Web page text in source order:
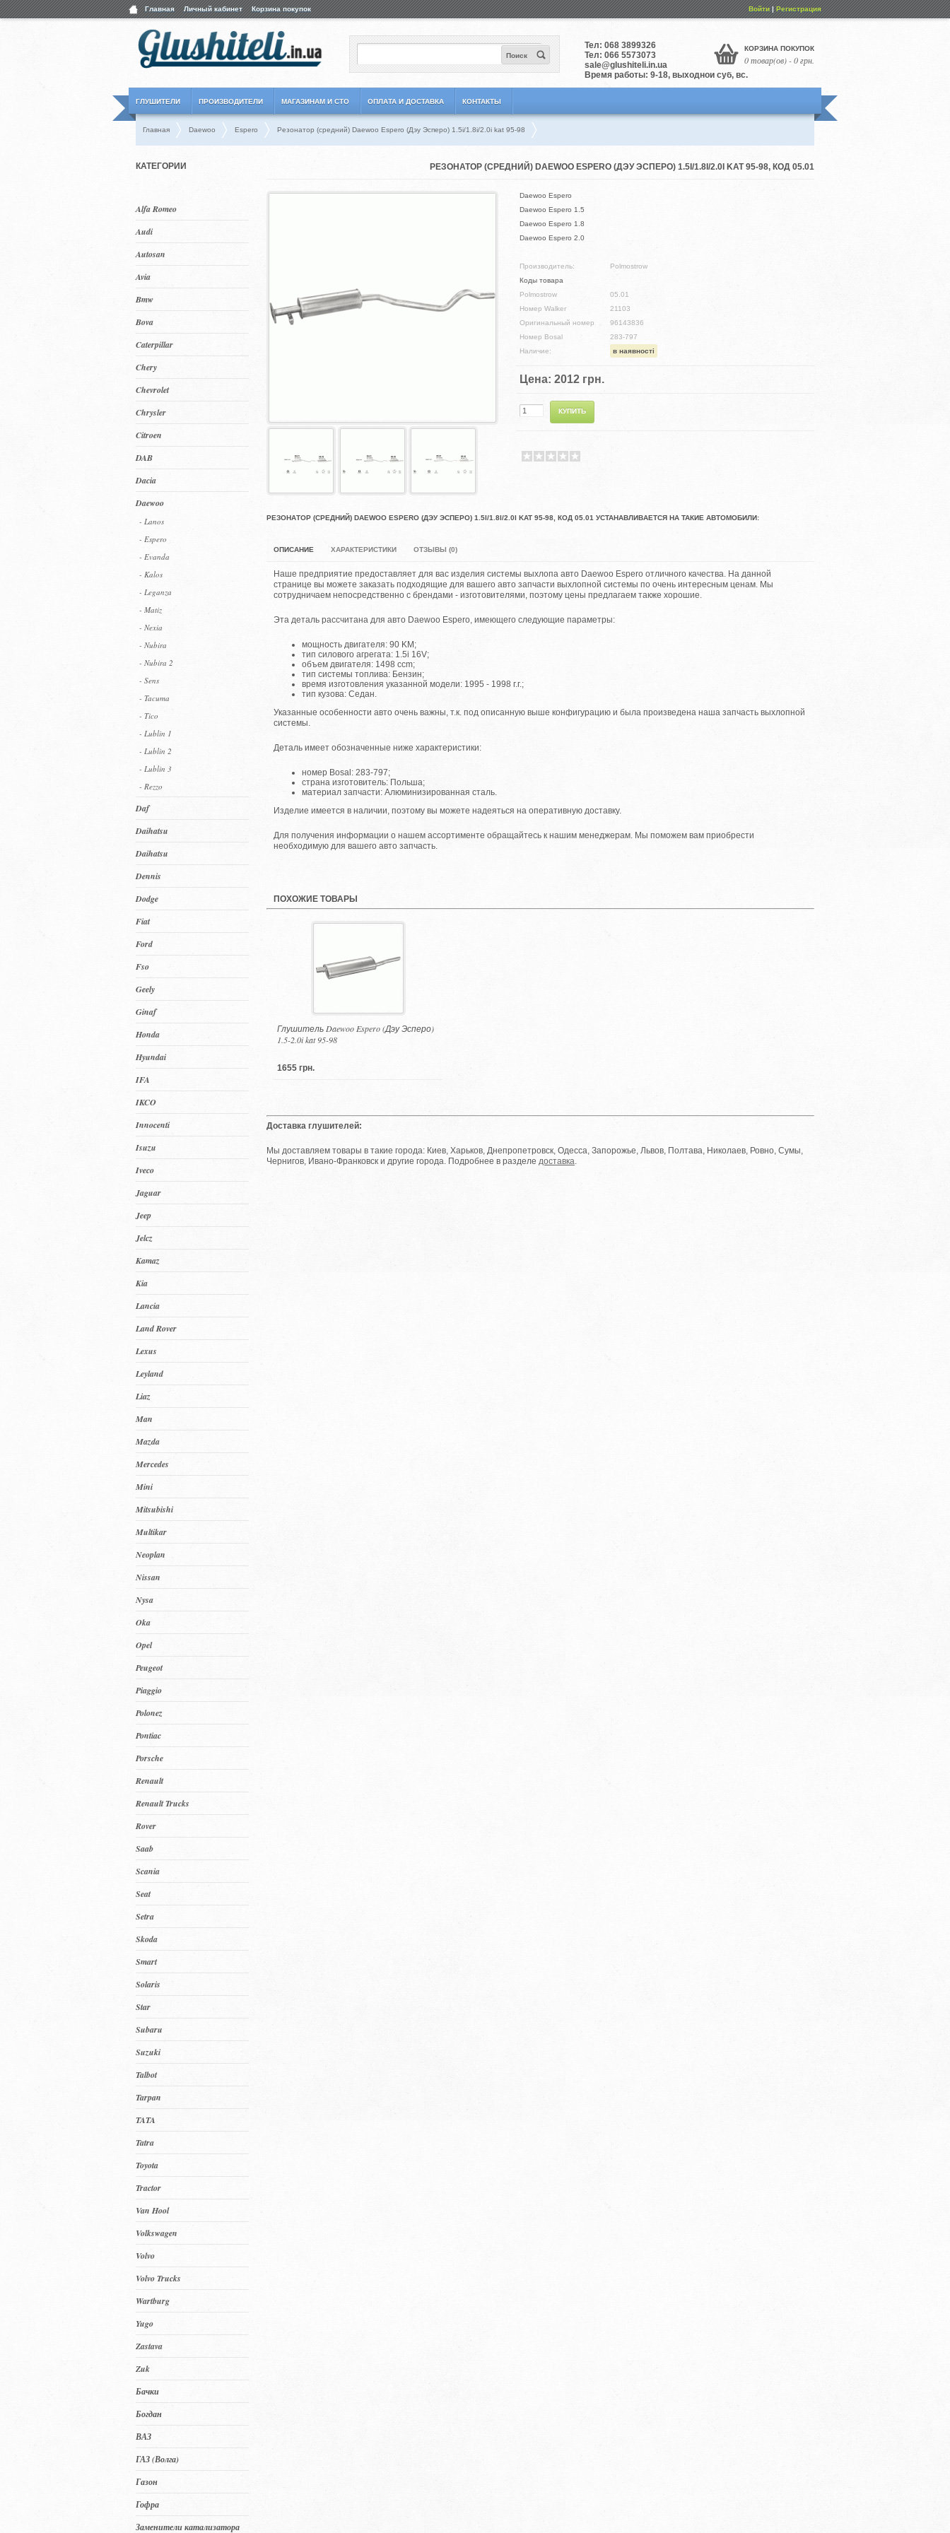
Главная Личный кабинет Корзина покупок Войти|Регистрация
Тел: 068 3899326
Тел: 066 5573073
sale@glushiteli.in.ua
Время работы: 9-18, выходной суб, вс.
КОРЗИНА ПОКУПОК
0 товар(ов) - 0 грн.
Поиск
ГЛУШИТЕЛИ ПРОИЗВОДИТЕЛИ МАГАЗИНАМ И СТО ОПЛАТА И ДОСТАВКА КОНТАКТЫ
Главная Daewoo Espero Резонатор (средний) Daewoo Espero (Дэу Эсперо) 1.5i/1.8i/2.0i kat 95-98
КАТЕГОРИИ
Alfa Romeo
Audi
Autosan
Avia
Bmw
Bova
Caterpillar
Chery
Chevrolet
Chrysler
Citroen
DAB
Dacia
Daewoo
- Lanos
- Espero
- Evanda
- Kalos
- Leganza
- Matiz
- Nexia
- Nubira
- Nubira 2
- Sens
- Tacuma
- Tico
- Lublin 1
- Lublin 2
- Lublin 3
- Rezzo
Daf
Daihatsu
Daihatsu
Dennis
Dodge
Fiat
Ford
Fso
Geely
Ginaf
Honda
Hyundai
IFA
IKCO
Innocenti
Isuzu
Iveco
Jaguar
Jeep
Jelcz
Kamaz
Kia
Lancia
Land Rover
Lexus
Leyland
Liaz
Man
Mazda
Mercedes
Mini
Mitsubishi
Multikar
Neoplan
Nissan
Nysa
Oka
Opel
Peugeot
Piaggio
Polonez
Pontiac
Porsche
Renault
Renault Trucks
Rover
Saab
Scania
Seat
Setra
Skoda
Smart
Solaris
Star
Subaru
Suzuki
Talbot
Tarpan
TATA
Tatra
Toyota
Tractor
Van Hool
Volkswagen
Volvo
Volvo Trucks
Wartburg
Yugo
Zastava
Zuk
Бачки
Богдан
ВАЗ
ГАЗ (Волга)
Газон
Гофра
Заменители катализатора
РЕЗОНАТОР (СРЕДНИЙ) DAEWOO ESPERO (ДЭУ ЭСПЕРО) 1.5I/1.8I/2.0I KAT 95-98, КОД 05.01
Daewoo Espero
Daewoo Espero 1.5
Daewoo Espero 1.8
Daewoo Espero 2.0
Производитель:
Polmostrow
Коды товара
Polmostrow
05.01
Номер Walker
21103
Оригинальный номер
96143836
Номер Bosal
283-797
Наличие:
в наявності
Цена: 2012 грн.
РЕЗОНАТОР (СРЕДНИЙ) DAEWOO ESPERO (ДЭУ ЭСПЕРО) 1.5I/1.8I/2.0I KAT 95-98, КОД 05.01 УСТАНАВЛИВАЕТСЯ НА ТАКИЕ АВТОМОБИЛИ:
ОПИСАНИЕ ХАРАКТЕРИСТИКИ ОТЗЫВЫ (0)
Наше предприятие предоставляет для вас изделия системы выхлопа авто Daewoo Espero отличного качества. На данной
странице вы можете заказать подходящие для вашего авто запчасти выхлопной системы по очень интересным ценам. Мы
сотрудничаем непосредственно с брендами - изготовителями, поэтому цены предлагаем также хорошие.
Эта деталь рассчитана для авто Daewoo Espero, имеющего следующие параметры:
мощность двигателя: 90 KM;
тип силового агрегата: 1.5i 16V;
объем двигателя: 1498 ccm;
тип системы топлива: Бензин;
время изготовления указанной модели: 1995 - 1998 г.г.;
тип кузова: Седан.
Указанные особенности авто очень важны, т.к. под описанную выше конфигурацию и была произведена наша запчасть выхлопной
системы.
Деталь имеет обозначенные ниже характеристики:
номер Bosal: 283-797;
страна изготовитель: Польша;
материал запчасти: Алюминизированная сталь.
Изделие имеется в наличии, поэтому вы можете надеяться на оперативную доставку.
Для получения информации о нашем ассортименте обращайтесь к нашим менеджерам. Мы поможем вам приобрести
необходимую для вашего авто запчасть.
ПОХОЖИЕ ТОВАРЫ
Глушитель Daewoo Espero (Дэу Эсперо)
1.5-2.0i kat 95-98
1655 грн.
Доставка глушителей:
Мы доставляем товары в такие города: Киев, Харьков, Днепропетровск, Одесса, Запорожье, Львов, Полтава, Николаев, Ровно, Сумы,
Чернигов, Ивано-Франковск и другие города. Подробнее в разделе доставка.